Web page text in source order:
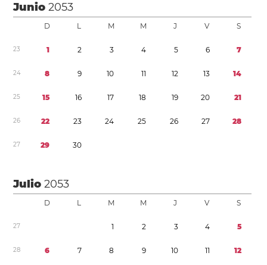
Junio2053
D L M M J V S
23 1 2 3 4 5 6 7
24 8 9 10 11 12 13 14
25 15 16 17 18 19 20 21
26 22 23 24 25 26 27 28
27 29 30
Julio2053
D L M M J V S
27 1 2 3 4 5
28 6 7 8 9 10 11 12